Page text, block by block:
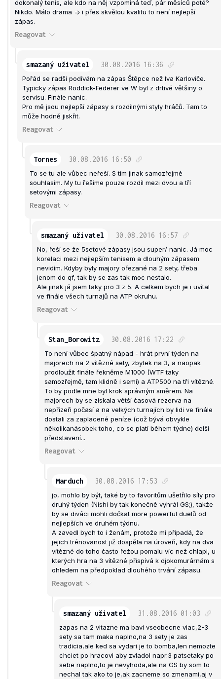
dokonalý tenis, ale kdo na něj vzpomíná teď, pár měsíců poté?
Nikdo. Málo drama => i přes skvělou kvalitu to není nejlepší
zápas.
Reagovat
smazaný uživatel 30.08.2016 16:36
Pořád se radši podívám na zápas Štěpce než Iva Karloviče.
Typicky zápas Roddick-Federer ve W byl z drtivé většiny o
servisu. Finále nanic.
Pro mě jsou nejlepší zápasy s rozdílnými styly hráčů. Tam to
může hodně jiskřit.
Reagovat
Tornes 30.08.2016 16:50
To se tu ale vůbec neřeší. S tím jinak samozřejmě
souhlasím. My tu řešíme pouze rozdíl mezi dvou a tří
setovými zápasy.
Reagovat
smazaný uživatel 30.08.2016 16:57
No, řeší se že 5setové zápasy jsou super/ nanic. Já moc
korelaci mezi nejlepším tenisem a dlouhým zápasem
nevidím. Kdyby byly majory ořezané na 2 sety, třeba
jenom do qf, tak by se zas tak moc nestalo.
Ale jinak já jsem taky pro 3 z 5. A celkem bych je i uvítal
ve finále všech turnajů na ATP okruhu.
Reagovat
Stan_Borowitz 30.08.2016 17:22
To není vůbec špatný nápad - hrát první týden na
majorech na 2 vítězné sety, zbytek na 3, a naopak
prodloužit finále řekněme M1000 (WTF taky
samozřejmě, tam klidně i semi) a ATP500 na tři vítězné.
To by podle mne byl krok správným směrem. Na
majorech by se získala větší časová rezerva na
nepřízeň počasí a na velkých turnajích by lidi ve finále
dostali za zaplacené peníze (což bývá obvykle
několikanásobek toho, co se platí během týdne) delší
představení...
Reagovat
Marduch 30.08.2016 17:53
jo, mohlo by být, také by to favoritům ušetřilo síly pro
druhý týden (Nishi by tak konečně vyhrál GS;), takže
by se diváci mohli dočkat more powerful duelů od
nejlepších ve druhém týdnu.
A zavedl bych to i ženám, protože mi připadá, že
jejich trénovanost již dospěla na úroveň, kdy na dva
vítězné do toho často řežou pomalu víc než chlapi, u
kterých hra na 3 vítězné přispívá k djokomurárnám s
ohledem na předpoklad dlouhého trvání zápasu.
Reagovat
smazaný uživatel 31.08.2016 01:03
zapas na 2 vitazne ma bavi vseobecne viac,2-3
sety sa tam maka naplno,na 3 sety je zas
tradicia,ale ked sa vydari je to bomba,len nemozte
chciet po hracovi aby zvladol napr.3 patsetaky po
sebe naplno,to je nevyhoda,ale na GS by som to
nechal tak ako to je,ak zacneme so zmenami,aj v